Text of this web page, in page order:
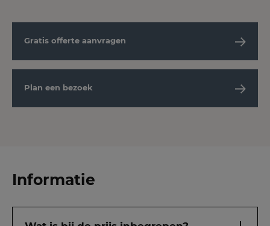
Gratis offerte aanvragen
Plan een bezoek
Informatie